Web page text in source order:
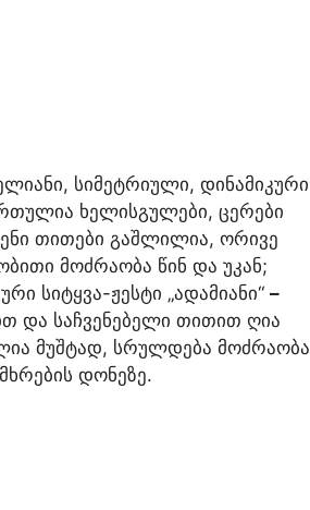
სიმეტრიული, დინამიკური
ხელისგულები, ცერები
თითები გაშლილია, ორივე
მოძრაობა წინ და უკან;
სიტყვა-ჟესტი „ადამიანი“ –
და საჩვენებელი თითით ღია
მუშტად, სრულდება მოძრაობა
დონეზე.